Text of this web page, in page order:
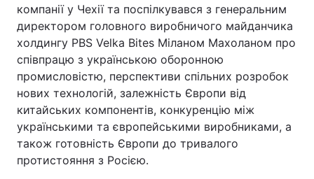
компанії у Чехії та поспілкувався з генеральним
директором головного виробничого майданчика
холдингу PBS Velka Bites Міланом Махоланом про
співпрацю з українською оборонною
промисловістю, перспективи спільних розробок
нових технологій, залежність Європи від
китайських компонентів, конкуренцію між
українськими та європейськими виробниками, а
також готовність Європи до тривалого
протистояння з Росією.